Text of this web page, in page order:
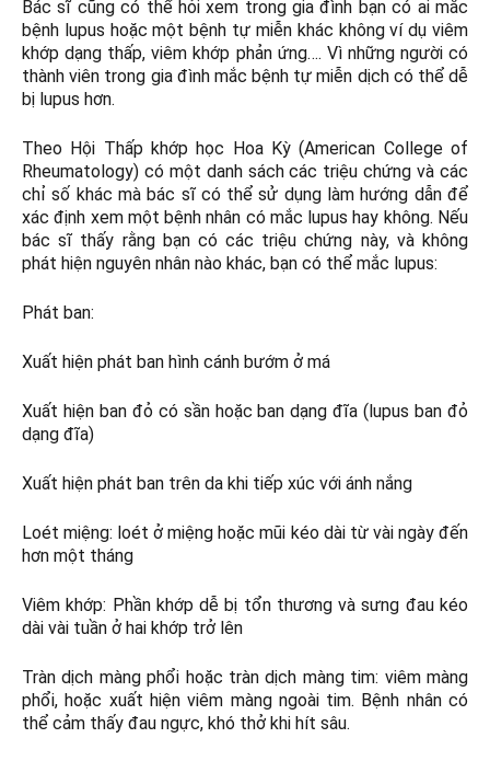
Bác sĩ cũng có thể hỏi xem trong gia đình bạn có ai mắc
bệnh lupus hoặc một bệnh tự miễn khác không ví dụ viêm
khớp dạng thấp, viêm khớp phản ứng…. Vì những người có
thành viên trong gia đình mắc bệnh tự miễn dịch có thể dễ
bị lupus hơn.
Theo Hội Thấp khớp học Hoa Kỳ (American College of
Rheumatology) có một danh sách các triệu chứng và các
chỉ số khác mà bác sĩ có thể sử dụng làm hướng dẫn để
xác định xem một bệnh nhân có mắc lupus hay không. Nếu
bác sĩ thấy rằng bạn có các triệu chứng này, và không
phát hiện nguyên nhân nào khác, bạn có thể mắc lupus:
Phát ban:
Xuất hiện phát ban hình cánh bướm ở má
Xuất hiện ban đỏ có sần hoặc ban dạng đĩa (lupus ban đỏ
dạng đĩa)
Xuất hiện phát ban trên da khi tiếp xúc với ánh nắng
Loét miệng: loét ở miệng hoặc mũi kéo dài từ vài ngày đến
hơn một tháng
Viêm khớp: Phần khớp dễ bị tổn thương và sưng đau kéo
dài vài tuần ở hai khớp trở lên
Tràn dịch màng phổi hoặc tràn dịch màng tim: viêm màng
phổi, hoặc xuất hiện viêm màng ngoài tim. Bệnh nhân có
thể cảm thấy đau ngực, khó thở khi hít sâu.